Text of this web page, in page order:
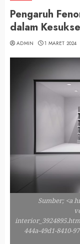
Pengaruh
dalam
ADMIN 1 MARET 2024
Sumber; <a
444a-49d1-8410-